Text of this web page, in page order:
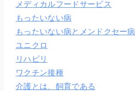
メディカルフードサービス
もったいない病
もったいない病とメンドクセー病
ユニクロ
リハビリ
ワクチン接種
介護とは、飼育である